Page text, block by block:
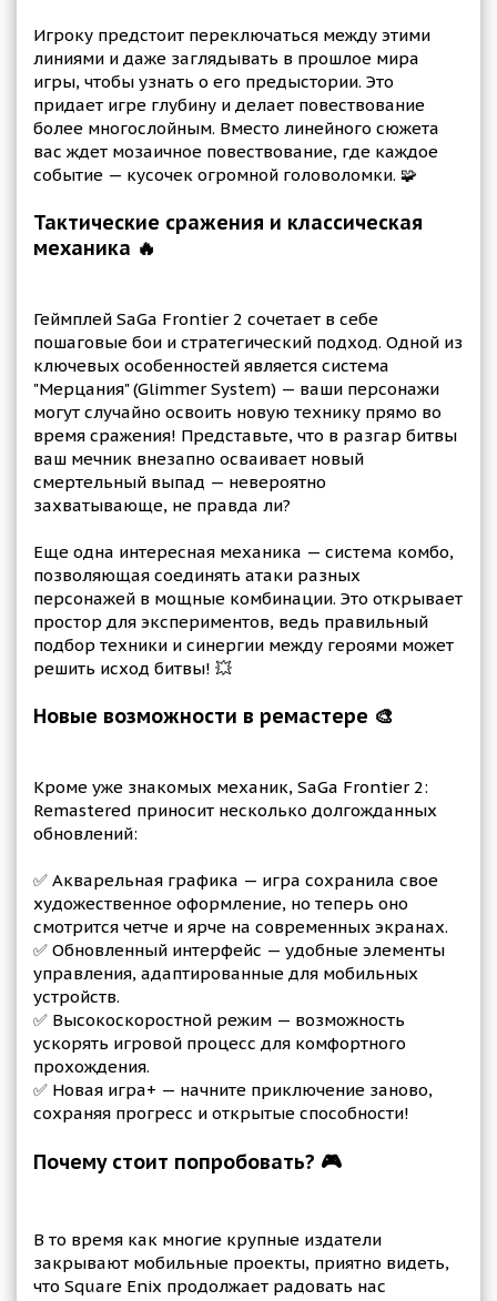
Игроку предстоит переключаться между этими
линиями и даже заглядывать в прошлое мира
игры, чтобы узнать о его предыстории. Это
придает игре глубину и делает повествование
более многослойным. Вместо линейного сюжета
вас ждет мозаичное повествование, где каждое
событие — кусочек огромной головоломки. 🧩
Тактические сражения и классическая
механика 🔥
Геймплей SaGa Frontier 2 сочетает в себе
пошаговые бои и стратегический подход. Одной из
ключевых особенностей является система
"Мерцания" (Glimmer System) — ваши персонажи
могут случайно освоить новую технику прямо во
время сражения! Представьте, что в разгар битвы
ваш мечник внезапно осваивает новый
смертельный выпад — невероятно
захватывающе, не правда ли?
Еще одна интересная механика — система комбо,
позволяющая соединять атаки разных
персонажей в мощные комбинации. Это открывает
простор для экспериментов, ведь правильный
подбор техники и синергии между героями может
решить исход битвы! 💥
Новые возможности в ремастере 🎨
Кроме уже знакомых механик, SaGa Frontier 2:
Remastered приносит несколько долгожданных
обновлений:
✅ Акварельная графика — игра сохранила свое
художественное оформление, но теперь оно
смотрится четче и ярче на современных экранах.
✅ Обновленный интерфейс — удобные элементы
управления, адаптированные для мобильных
устройств.
✅ Высокоскоростной режим — возможность
ускорять игровой процесс для комфортного
прохождения.
✅ Новая игра+ — начните приключение заново,
сохраняя прогресс и открытые способности!
Почему стоит попробовать? 🎮
В то время как многие крупные издатели
закрывают мобильные проекты, приятно видеть,
что Square Enix продолжает радовать нас